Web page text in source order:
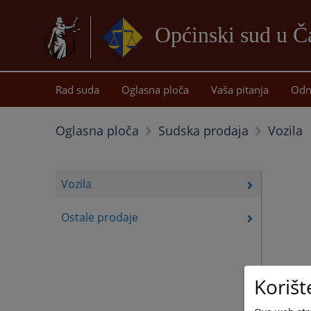
Općinski sud u
Rad suda Oglasna ploča Vaša pitanja
Oglasna ploča Sudska prodaja Vozila
Vozila
Ostale prodaje